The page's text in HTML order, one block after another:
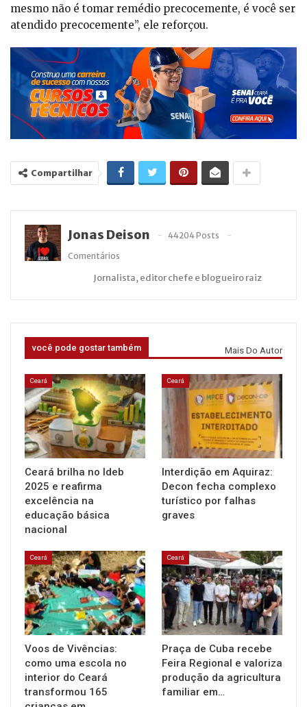
mesmo não é tomar remédio precocemente, é você ser
atendido precocemente”, ele reforçou.
Compartilhar
Jonas Deison
44204 Posts
Comentários
Jornalista, editor chefe e blogueiro raiz
você pode gostar também Mais Do Autor
Ceará
Ceará brilha no Ideb
2025 e reafirma
excelência na
educação básica
nacional
Ceará
Interdição em Aquiraz:
Decon fecha complexo
turístico por falhas
graves
Ceará
Voos de Vivências:
como uma escola no
interior do Ceará
transformou 165
Ceará
Praça de Cuba recebe
Feira Regional e valoriza
produção da agricultura
familiar em…